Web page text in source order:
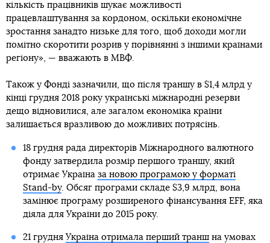
кількість працівників шукає можливості
працевлаштування за кордоном, оскільки економічне
зростання занадто низьке для того, щоб доходи могли
помітно скоротити розрив у порівнянні з іншими країнами
регіону», — вважають в МВФ.
Також у Фонді зазначили, що після траншу в $1,4 млрд у
кінці грудня 2018 року українські міжнародні резерви
дещо відновилися, але загалом економіка країни
залишається вразливою до можливих потрясінь.
18 грудня рада директорів Міжнародного валютного
фонду затвердила розмір першого траншу, який
отримає Україна за новою програмою у форматі
Stand-by. Обсяг програми складе $3,9 млрд, вона
замінює програму розширеного фінансування EFF, яка
діяла для України до 2015 року.
21 грудня Україна отримала перший траншна умовах